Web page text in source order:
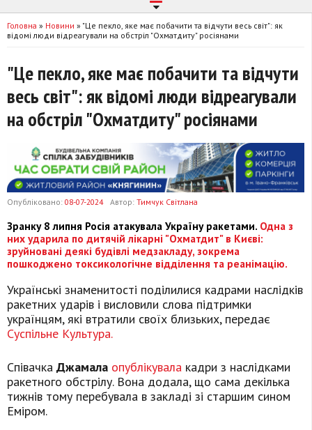
Головна » Новини » "Це пекло, яке має побачити та відчути весь світ": як
відомі люди відреагували на обстріл "Охматдиту" росіянами
"Це пекло, яке має побачити та відчути
весь світ": як відомі люди відреагували
на обстріл "Охматдиту" росіянами
Опубліковано: 08-07-2024 Автор: Тимчук Світлана
Зранку 8 липня Росія атакувала Україну ракетами. Одна з
них ударила по дитячій лікарні "Охматдит" в Києві:
зруйновані деякі будівлі медзакладу, зокрема
пошкоджено токсикологічне відділення та реанімацію.
Українські знаменитості поділилися кадрами наслідків
ракетних ударів і висловили слова підтримки
українцям, які втратили своїх близьких, передає
Суспільне Культура.
Співачка Джамала опублікувала кадри з наслідками
ракетного обстрілу. Вона додала, що сама декілька
тижнів тому перебувала в закладі зі старшим сином
Еміром.